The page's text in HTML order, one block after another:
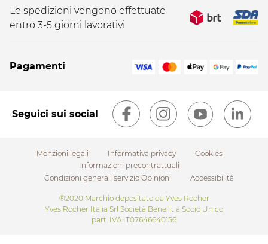
Le spedizioni vengono effettuate
entro 3-5 giorni lavorativi
Pagamenti
Seguici sui social
Footer
submenu
Menzioni legali Informativa privacy
Cookies
Informazioni precontrattuali
Condizioni generali servizio Opinioni
Accessibilità
®2020 Marchio depositato da Yves Rocher
Yves Rocher Italia Srl Società Benefit a Socio Unico
part. IVA IT07646640156